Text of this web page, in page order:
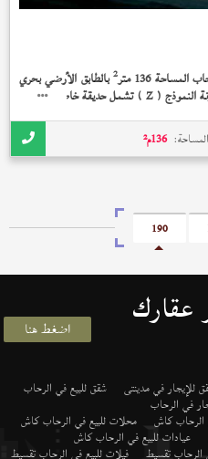
136 متر 2بالطابق الأرضي بحري
Z ) تشمل حديقة خاصة 40 متر 2
المساحة: 136م²
190
عقارك اضغط هنا
للإيجار في مدينتى شقق للبيع في الرحاب
في الرحاب
الرحاب كاش محلات للبيع في الرحاب كاش
عيادات للبيع في الرحاب كاش
الرحاب تقسيط فيلات للبيع في الرحاب تقسيط